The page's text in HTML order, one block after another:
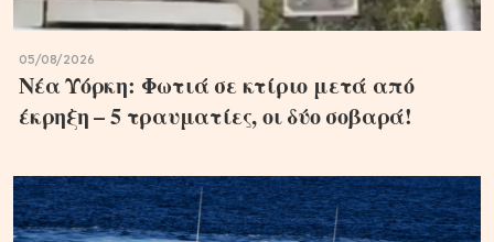
05/08/2026
Νέα Υόρκη: Φωτιά σε κτίριο μετά από
έκρηξη – 5 τραυματίες, οι δύο σοβαρά!